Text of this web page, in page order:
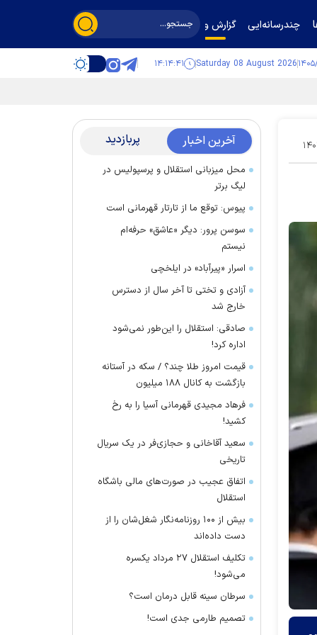
چندرسانه‌ایی گزارش و گفت‌وگو
Saturday 08 August 2026 ۱۴:۱۴:۴۲
۲۳ آخرین اخبار پربازدید
محل میزبانی استقلال و پرسپولیس در
لیگ برتر
پیوس: توقع ما از تارتار قهرمانی است
سوسن پرور: دیگر «عاشق» حرفه‌ام
نیستم
اسرار «پیرآباد» در ایلخچی
آزادی و تختی تا آخر سال از دسترس
خارج شد
صادقی: استقلال را این‌طور نمی‌شود
اداره کرد!
قیمت امروز طلا چند؟ / سکه در آستانه
بازگشت به کانال ۱۸۸ میلیون
فرهاد مجیدی قهرمانی آسیا را به رخ
کشید!
سعید آقاخانی و حجازی‌فر در یک سریال
تاریخی
اتفاق عجیب در صورت‌های مالی باشگاه
استقلال
بیش از ۱۰۰ روزنامه‌نگار شغل‌شان را از
دست داده‌اند
تکلیف استقلال ۲۷ مرداد یکسره
می‌شود!
سرطان سینه قابل درمان است؟
تصمیم طارمی جدی است!